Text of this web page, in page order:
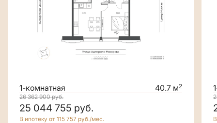
1-комнатная 40.7 м2
26 362 900руб.
25 044 755 руб.
В ипотеку от 115 757 руб./мес.